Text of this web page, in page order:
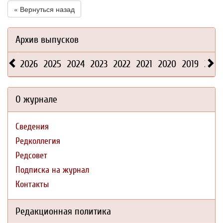
« Вернуться назад
Архив выпусков
2026 2025 2024 2023 2022 2021 2020 2019 2018
О журнале
Сведения
Редколлегия
Редсовет
Подписка на журнал
Контакты
Редакционная политика